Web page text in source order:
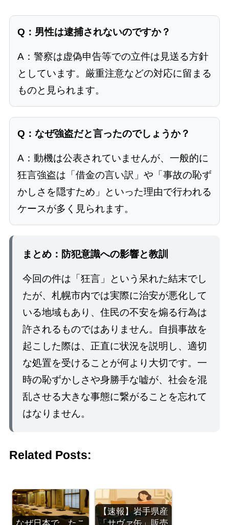
Q：男性は逮捕されないのですか？
A：警察は虚偽申告等での立件は見送る方針
としています。厳重注意などの対応に留まる
ものと見られます。
Q：なぜ強盗だと言ったのでしょうか？
A：動機は公表されていませんが、一般的に
狂言強盗は「借金の言い訳」や「事故の恥ず
かしさを隠すため」といった理由で行われる
ケースが多く見られます。
まとめ：防犯意識への影響と教訓
今回の件は「狂言」という呆れた結末でし
たが、札幌市内では実際に治安が悪化して
いる地域もあり、住民の不安を煽る行為は
許されるものではありません。自損事故を
起こした際は、正直に状況を説明し、適切
な処置を受けることが何より大切です。一
時の恥ずかしさや身勝手な嘘が、社会を混
乱させる大きな事態に繋がることを忘れて
はなりません。
Related Posts:
【速報】岩手県産